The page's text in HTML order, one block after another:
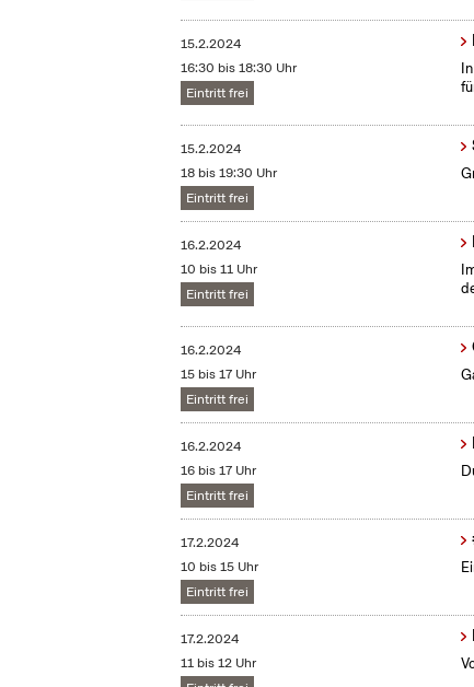
15.2.2024
16:30 bis 18:30 Uhr
Eintritt frei
15.2.2024
18 bis 19:30 Uhr
Eintritt frei
16.2.2024
10 bis 11 Uhr
Eintritt frei
16.2.2024
15 bis 17 Uhr
Eintritt frei
16.2.2024
16 bis 17 Uhr
Eintritt frei
17.2.2024
10 bis 15 Uhr
Eintritt frei
17.2.2024
11 bis 12 Uhr